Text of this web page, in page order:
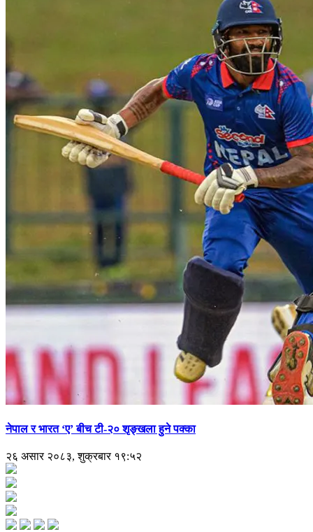
नेपाल र भारत ‘ए’ बीच टी-२० शृङ्खला हुने पक्का
२६ असार २०८३, शुक्रबार १९:५२